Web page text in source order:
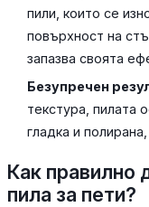
пили, които се
повърхност на
запазва своята
Безупречен
текстура, пилата
гладка и
Как правилно
пила за пети?